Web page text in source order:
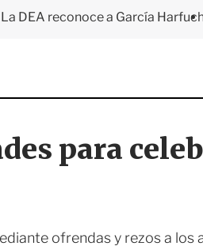
La DEA reconoce a García
para
ofrendas y rezos a los